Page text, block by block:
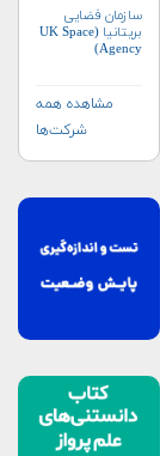
سازمان فضایی
بریتانیا (UK Space
Agency)
مشاهده همه
شرکت‌ها